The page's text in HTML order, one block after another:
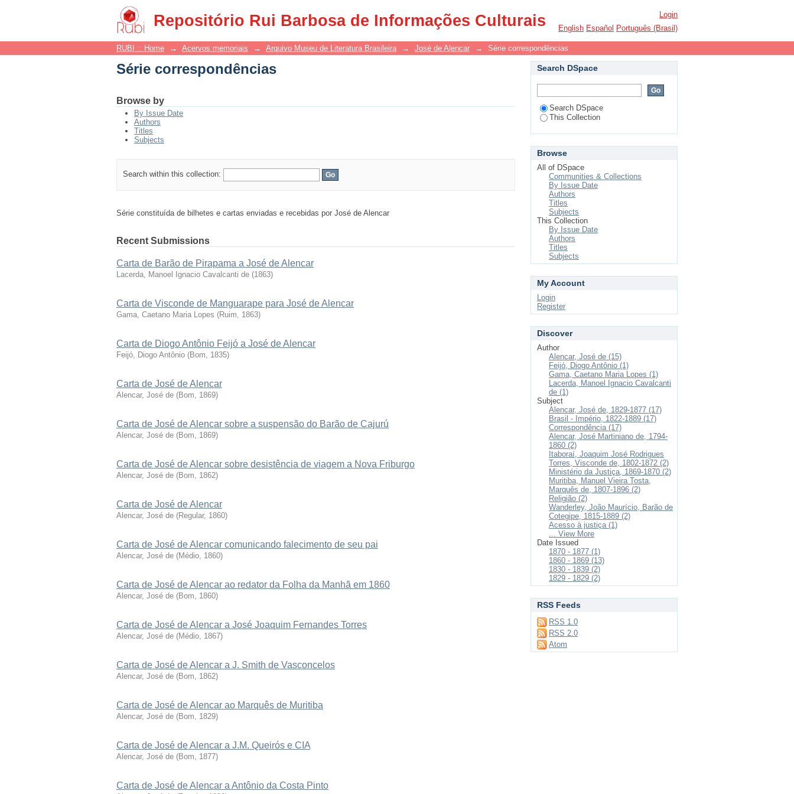
Repositório Rui Barbosa de Informações Culturais
Série correspondências
Login
English Español Português (Brasil)
RUBI :: Home → Acervos memoriais → Arquivo Museu de Literatura Brasileira → José de Alencar → Série correspondências
Série correspondências
Browse by
By Issue Date
Authors
Titles
Subjects
Search within this collection:
Série constituída de bilhetes e cartas enviadas e recebidas por José de Alencar
Recent Submissions
Carta de Barão de Pirapama a José de Alencar
Lacerda, Manoel Ignacio Cavalcanti de (1863)
Carta de Visconde de Manguarape para José de Alencar
Gama, Caetano Maria Lopes (Ruim, 1863)
Carta de Diogo Antônio Feijó a José de Alencar
Feijó, Diogo Antônio (Bom, 1835)
Carta de José de Alencar
Alencar, José de (Bom, 1869)
Carta de José de Alencar sobre a suspensão do Barão de Cajurú
Alencar, José de (Bom, 1869)
Carta de José de Alencar sobre desistência de viagem a Nova Friburgo
Alencar, José de (Bom, 1862)
Carta de José de Alencar
Alencar, José de (Regular, 1860)
Carta de José de Alencar comunicando falecimento de seu pai
Alencar, José de (Médio, 1860)
Carta de José de Alencar ao redator da Folha da Manhã em 1860
Alencar, José de (Bom, 1860)
Carta de José de Alencar a José Joaquim Fernandes Torres
Alencar, José de (Médio, 1867)
Carta de José de Alencar a J. Smith de Vasconcelos
Alencar, José de (Bom, 1862)
Carta de José de Alencar ao Marquês de Muritiba
Alencar, José de (Bom, 1829)
Carta de José de Alencar a J.M. Queirós e CIA
Alencar, José de (Bom, 1877)
Carta de José de Alencar a Antônio da Costa Pinto
Search DSpace
Search DSpace
This Collection
Browse
All of DSpace
Communities & Collections
By Issue Date
Authors
Titles
Subjects
This Collection
By Issue Date
Authors
Titles
Subjects
My Account
Login
Register
Discover
Author
Alencar, José de (15)
Feijó, Diogo Antônio (1)
Gama, Caetano Maria Lopes (1)
Lacerda, Manoel Ignacio Cavalcanti
de (1)
Subject
Alencar, José de, 1829-1877 (17)
Brasil - Império, 1822-1889 (17)
Correspondência (17)
Alencar, José Martiniano de, 1794-
1860 (2)
Itaboraí, Joaquim José Rodrigues
Torres, Visconde de, 1802-1872 (2)
Ministério da Justiça, 1869-1870 (2)
Muritiba, Manuel Vieira Tosta,
Marquês de, 1807-1896 (2)
Religião (2)
Wanderley, João Maurício, Barão de
Cotegipe, 1815-1889 (2)
Acesso à justiça (1)
... View More
Date Issued
1870 - 1877 (1)
1860 - 1869 (13)
1830 - 1839 (2)
1829 - 1829 (2)
RSS Feeds
RSS 1.0
RSS 2.0
Atom